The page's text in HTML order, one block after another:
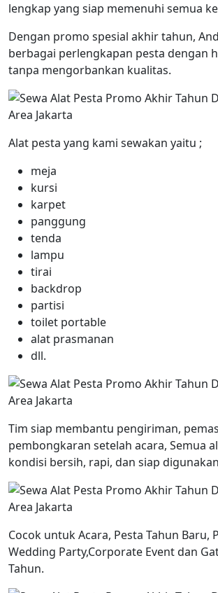
lengkap yang siap memenuhi semua
Dengan promo spesial akhir tahun,
berbagai perlengkapan pesta dengan
tanpa mengorbankan kualitas.
Alat pesta yang kami sewakan yaitu ;
meja
kursi
karpet
panggung
tenda
lampu
tirai
backdrop
partisi
toilet portable
alat prasmanan
dll.
Tim siap membantu pengiriman,
pembongkaran setelah acara, Semua
kondisi bersih, rapi, dan siap
Cocok untuk Acara, Pesta Tahun Baru,
Wedding Party,Corporate Event dan
Tahun.